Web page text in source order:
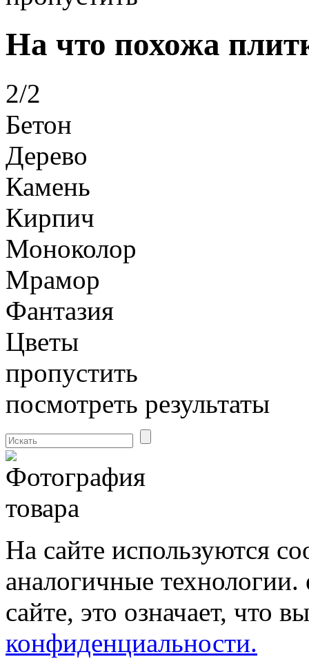
На что похожа
2/2
Бетон
Дерево
Камень
Кирпич
Моноколор
Мрамор
Фантазия
Цветы
пропустить
посмотреть результаты
На сайте используются
аналогичные
сайте, это означает, что
конфиденциальности.